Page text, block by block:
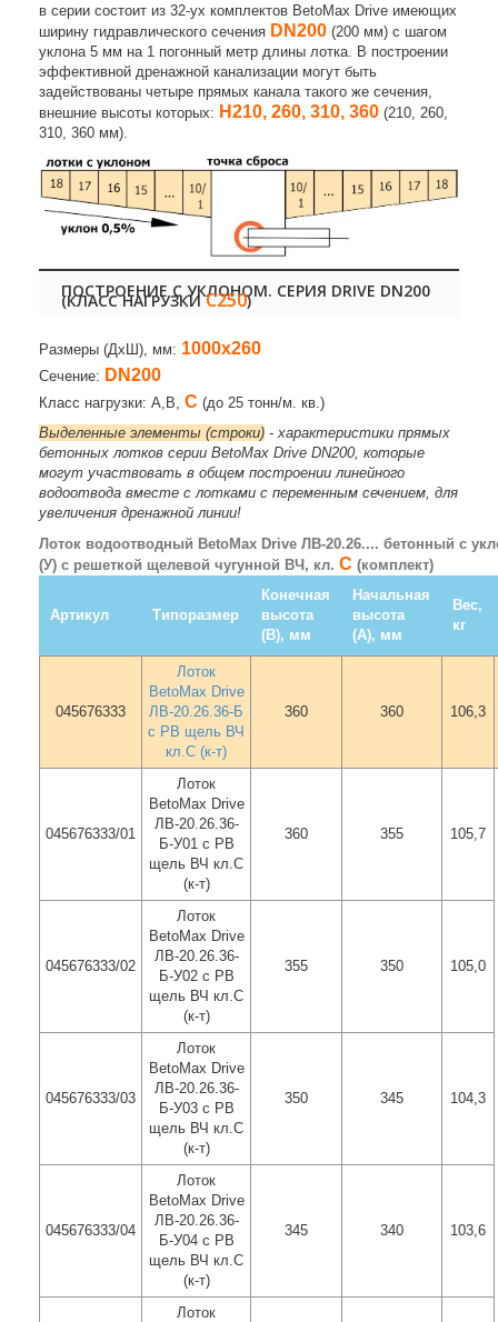
в серии состоит из 32-ух комплектов BetoMax Drive имеющих
ширину гидравлического сечения DN200 (200 мм) с шагом
уклона 5 мм на 1 погонный метр длины лотка. В построении
эффективной дренажной канализации могут быть
задействованы четыре прямых канала такого же сечения,
внешние высоты которых: Н210, 260, 310, 360 (210, 260,
310, 360 мм).
ПОСТРОЕНИЕ С УКЛОНОМ. СЕРИЯ DRIVE DN200
(КЛАСС НАГРУЗКИC250)
Размеры (ДхШ), мм: 1000х260
Сечение: DN200
Класс нагрузки: A,B, C (до 25 тонн/м. кв.)
Выделенные элементы (строки) - характеристики прямых
бетонных лотков серии BetoMax Drive DN200, которые
могут участвовать в общем построении линейного
водоотвода вместе с лотками с переменным сечением, для
увеличения дренажной линии!
Лоток водоотводный BetoMax Drive ЛВ-20.26.... бетонный с
(У) с решеткой щелевой чугунной ВЧ, кл. С (комплект)
Артикул Типоразмер
Конечная
высота
(В), мм
Начальная
высота
(А), мм
Вес,
кг
045676333
Лоток
BetoMax Drive
ЛВ-20.26.36-Б
с РВ щель ВЧ
кл.С (к-т)
360 360 106,3
045676333/01
Лоток
BetoMax Drive
ЛВ-20.26.36-
Б-У01 с РВ
щель ВЧ кл.C
(к-т)
360 355 105,7
045676333/02
Лоток
BetoMax Drive
ЛВ-20.26.36-
Б-У02 с РВ
щель ВЧ кл.C
(к-т)
355 350 105,0
045676333/03
Лоток
BetoMax Drive
ЛВ-20.26.36-
Б-У03 с РВ
щель ВЧ кл.C
(к-т)
350 345 104,3
045676333/04
Лоток
BetoMax Drive
ЛВ-20.26.36-
Б-У04 с РВ
щель ВЧ кл.C
(к-т)
345 340 103,6
Лоток